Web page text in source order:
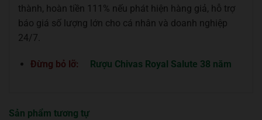
thành, hoàn tiền 111% nếu phát hiện hàng giả, hỗ trợ
báo giá số lượng lớn cho cá nhân và doanh nghiệp
24/7.
Đừng bỏ lỡ: Rượu Chivas Royal Salute 38 năm
Sản phẩm tương tự